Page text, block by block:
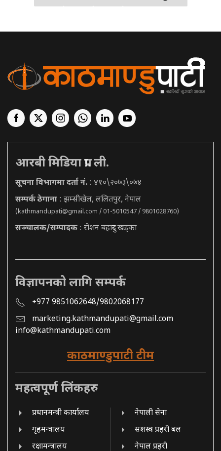
आरबी मिडिया प्रा. ली.
सूचना विभागमा दर्ता नं. : ४१०\२०७३\०७४
सम्पर्क ठेगाना : झम्सीखेल, ललितपुर, नेपाल
(kathmandupati@gmail.com / 01-5010547 / 9801028760)
सञ्चालक/सम्पादक : रोशन बहादुर खड्का
विज्ञापनको लागि सम्पर्क
+977 9851062648/9802068177
marketing.kathmandupati@gmail.com
info@kathmandupati.com
काठमाण्डुपाटी टीम
महत्वपूर्ण लिंकहरु
प्रधानमन्त्री कार्यालय
गृहमन्त्रालय
रक्षामन्त्रालय
नेपाली सेना
सशस्त्र प्रहरी बल
नेपाल प्रहरी